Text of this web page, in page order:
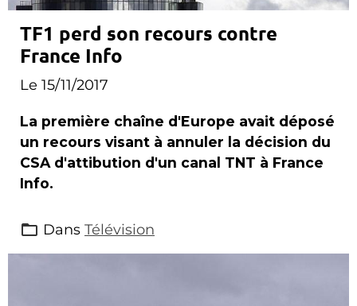
TF1 perd son recours contre
France Info
Le 15/11/2017
La première chaîne d'Europe avait déposé
un recours visant à annuler la décision du
CSA d'attibution d'un canal TNT à France
Info.
Dans Télévision